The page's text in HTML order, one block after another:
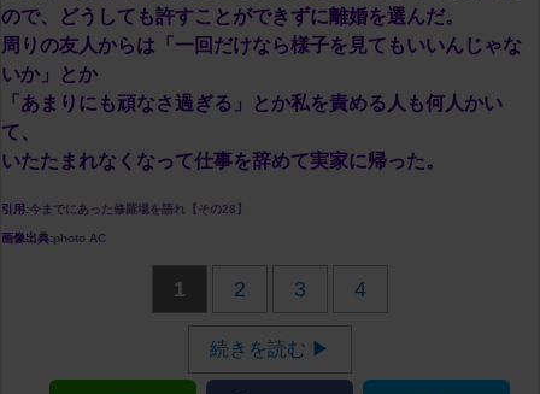
ので、どうしても許すことができずに離婚を選んだ。
周りの友人からは「一回だけなら様子を見てもいいんじゃな
いか」とか
「あまりにも頑なさ過ぎる」とか私を責める人も何人かい
て、
いたたまれなくなって仕事を辞めて実家に帰った。
引用:今までにあった修羅場を語れ【その28】
画像出典:photo AC
1 2 3 4
続きを読む ▶